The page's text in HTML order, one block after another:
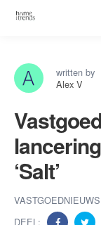
written by
Alex V
‘Salt’
VASTGOEDNIEUWS
DEEL: